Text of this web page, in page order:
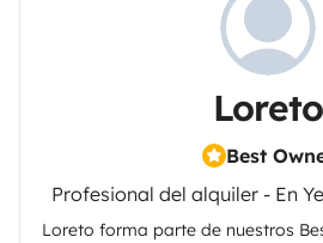
Loreto
Best
Profesional del alquiler - En
Loreto forma parte de nuestros